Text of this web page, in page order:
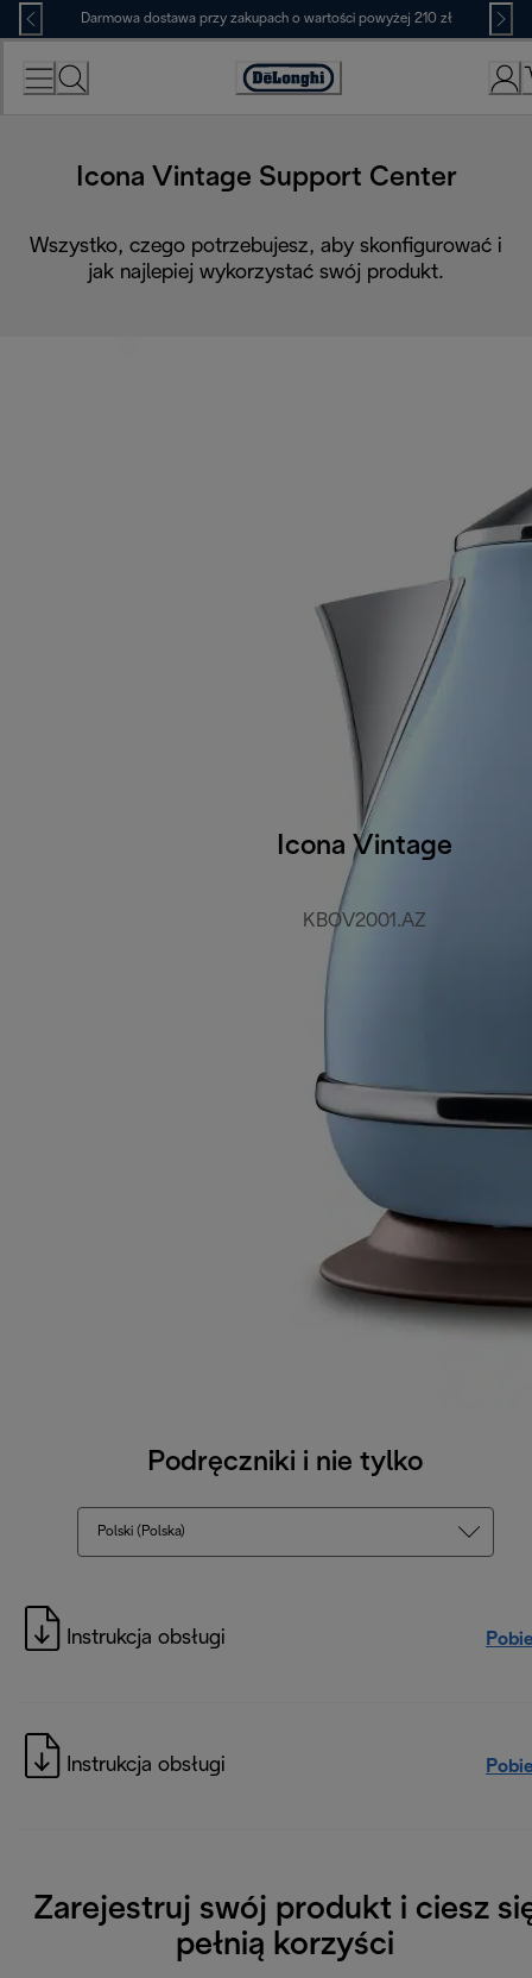
Skip
to
Content
Darmowa dostawa przy zakupach o wartości powyżej 210 zł
Deklaracja
Icona Vintage Support Center
Wszystko, czego potrzebujesz, aby skonfigurować i
jak najlepiej wykorzystać swój produkt.
Icona Vintage
KBOV2001.AZ
Podręczniki i nie tylko
Polski (Polska)
Instrukcja obsługi
Instrukcja obsługi
Zarejestruj swój produkt i ciesz
pełnią korzyści